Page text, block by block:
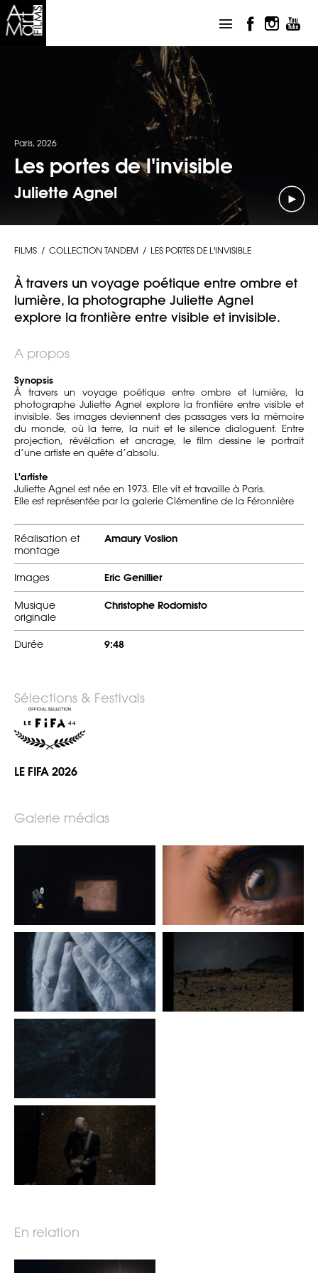
Paris, 2026
Les portes de l'invisible
Juliette Agnel
FILMS COLLECTION TANDEM LES PORTES DE L'INVISIBLE
À travers un voyage poétique entre ombre et
lumière, la photographe Juliette Agnel
explore la frontière entre visible et invisible.
A propos
Synopsis
À travers un voyage poétique entre ombre et lumière, la
photographe Juliette Agnel explore la frontière entre visible et
invisible. Ses images deviennent des passages vers la mémoire
du monde, où la terre, la nuit et le silence dialoguent. Entre
projection, révélation et ancrage, le film dessine le portrait
d’une artiste en quête d’absolu.
L'artiste
Juliette Agnel est née en 1973. Elle vit et travaille à Paris.
Elle est représentée par la galerie Clémentine de la Féronnière
Réalisation et
montage
Amaury Voslion
Images Eric Genillier
Musique
originale
Christophe Rodomisto
Durée 9:48
Sélections & Festivals
LE FIFA 2026
Galerie médias
En relation